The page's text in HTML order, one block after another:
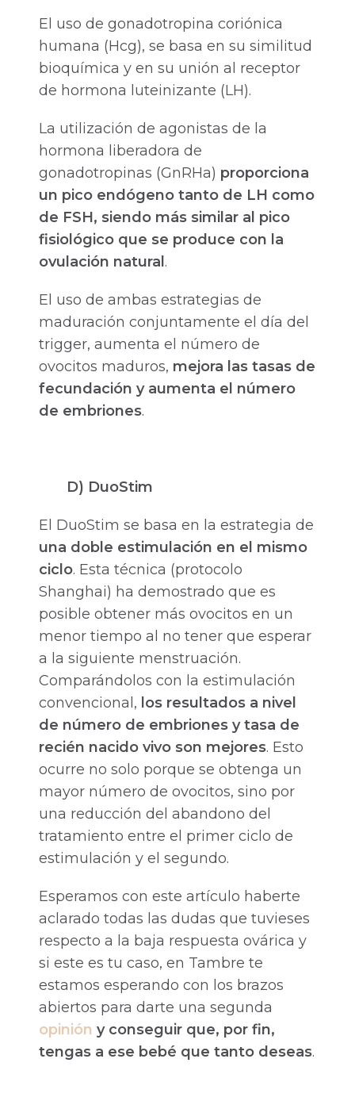
El uso de gonadotropina coriónica
humana (Hcg), se basa en su similitud
bioquímica y en su unión al receptor
de hormona luteinizante (LH).
La utilización de agonistas de la
hormona liberadora de
gonadotropinas (GnRHa) proporciona
un pico endógeno tanto de LH como
de FSH, siendo más similar al pico
fisiológico que se produce con la
ovulación natural .
El uso de ambas estrategias de
maduración conjuntamente el día del
trigger, aumenta el número de
ovocitos maduros, mejora las tasas de
fecundación y aumenta el número
de embriones.
D) DuoStim
El DuoStim se basa en la estrategia de
una doble estimulación en el mismo
ciclo. Esta técnica (protocolo
Shanghai) ha demostrado que es
posible obtener más ovocitos en un
menor tiempo al no tener que esperar
a la siguiente menstruación.
Comparándolos con la estimulación
convencional, los resultados a nivel
de número de embriones y tasa de
recién nacido vivo son mejores. Esto
ocurre no solo porque se obtenga un
mayor número de ovocitos, sino por
una reducción del abandono del
tratamiento entre el primer ciclo de
estimulación y el segundo.
Esperamos con este artículo haberte
aclarado todas las dudas que tuvieses
respecto a la baja respuesta ovárica y
si este es tu caso, en Tambre te
estamos esperando con los brazos
abiertos para darte una segunda
opinión y conseguir que, por fin,
tengas a ese bebé que tanto deseas.